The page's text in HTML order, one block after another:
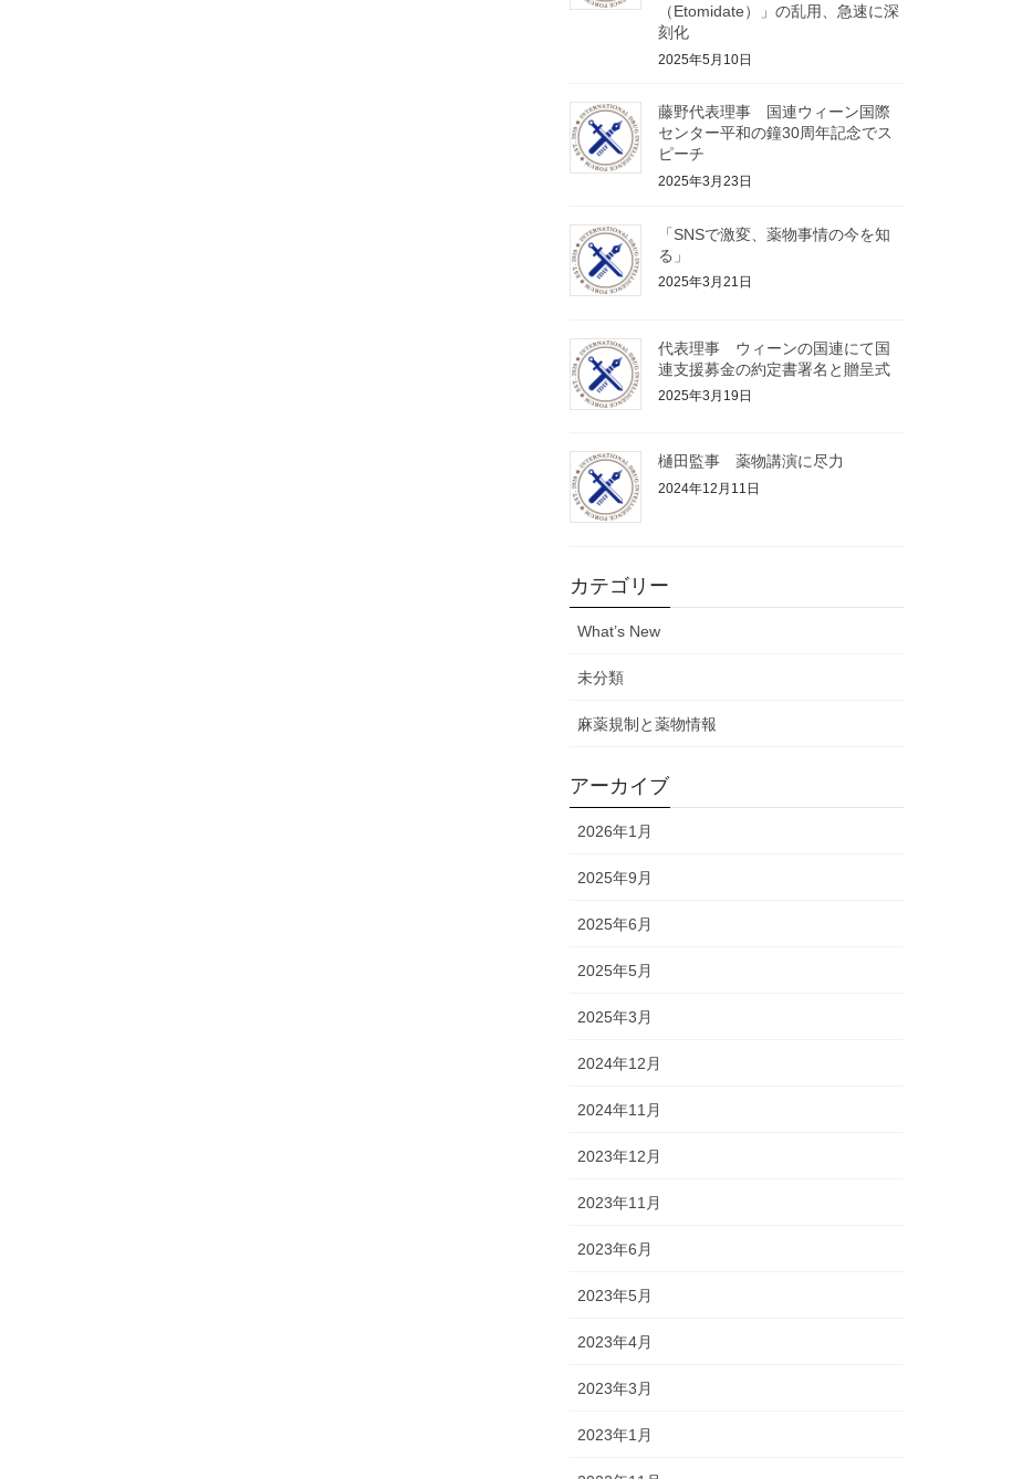
（Etomidate）」の乱用、急速に深
刻化
2025年5月10日
藤野代表理事 国連ウィーン国際
センター平和の鐘30周年記念でス
ピーチ
2025年3月23日
「SNSで激変、薬物事情の今を知
る」
2025年3月21日
代表理事 ウィーンの国連にて国
連支援募金の約定書署名と贈呈式
2025年3月19日
樋田監事 薬物講演に尽力
2024年12月11日
カテゴリー
What’s New
未分類
麻薬規制と薬物情報
アーカイブ
2026年1月
2025年9月
2025年6月
2025年5月
2025年3月
2024年12月
2024年11月
2023年12月
2023年11月
2023年6月
2023年5月
2023年4月
2023年3月
2023年1月